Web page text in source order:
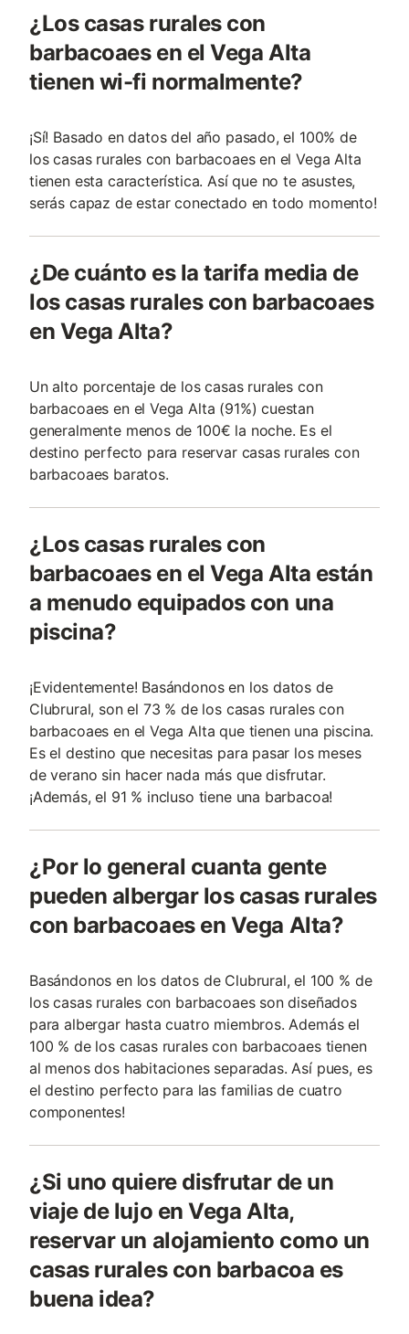
¿Los casas rurales con
barbacoaes en el Vega Alta
tienen wi-fi normalmente?
¡Sí! Basado en datos del año pasado, el 100% de
los casas rurales con barbacoaes en el Vega Alta
tienen esta característica. Así que no te asustes,
serás capaz de estar conectado en todo momento!
¿De cuánto es la tarifa media de
los casas rurales con barbacoaes
en Vega Alta?
Un alto porcentaje de los casas rurales con
barbacoaes en el Vega Alta (91%) cuestan
generalmente menos de 100€ la noche. Es el
destino perfecto para reservar casas rurales con
barbacoaes baratos.
¿Los casas rurales con
barbacoaes en el Vega Alta están
a menudo equipados con una
piscina?
¡Evidentemente! Basándonos en los datos de
Clubrural, son el 73 % de los casas rurales con
barbacoaes en el Vega Alta que tienen una piscina.
Es el destino que necesitas para pasar los meses
de verano sin hacer nada más que disfrutar.
¡Además, el 91 % incluso tiene una barbacoa!
¿Por lo general cuanta gente
pueden albergar los casas rurales
con barbacoaes en Vega Alta?
Basándonos en los datos de Clubrural, el 100 % de
los casas rurales con barbacoaes son diseñados
para albergar hasta cuatro miembros. Además el
100 % de los casas rurales con barbacoaes tienen
al menos dos habitaciones separadas. Así pues, es
el destino perfecto para las familias de cuatro
componentes!
¿Si uno quiere disfrutar de un
viaje de lujo en Vega Alta,
reservar un alojamiento como un
casas rurales con barbacoa es
buena idea?